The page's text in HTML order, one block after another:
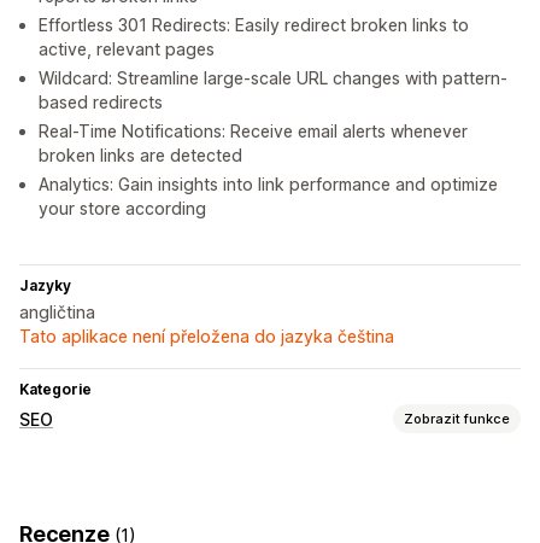
Effortless 301 Redirects: Easily redirect broken links to
active, relevant pages
Wildcard: Streamline large-scale URL changes with pattern-
based redirects
Real-Time Notifications: Receive email alerts whenever
broken links are detected
Analytics: Gain insights into link performance and optimize
your store according
Jazyky
angličtina
Tato aplikace není přeložena do jazyka čeština
Kategorie
SEO Zobrazit funkce
Stránky 404 Optimalizace adres URL
Recenze (1)